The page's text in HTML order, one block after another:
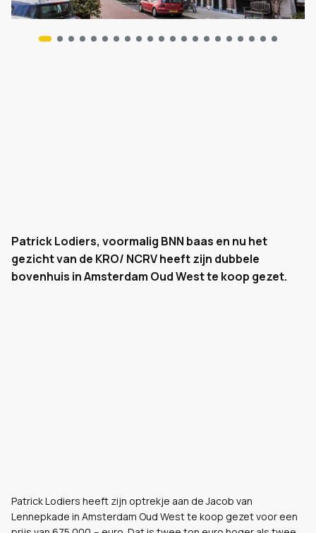
Patrick Lodiers, voormalig BNN baas en nu het
gezicht van de KRO/ NCRV heeft zijn dubbele
bovenhuis in Amsterdam Oud West te koop gezet.
Patrick Lodiers heeft zijn optrekje aan de Jacob van
Lennepkade in Amsterdam Oud West te koop gezet voor een